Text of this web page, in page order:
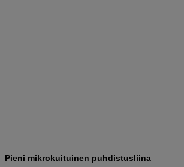
Pieni mikrokuituinen puhdistusliina